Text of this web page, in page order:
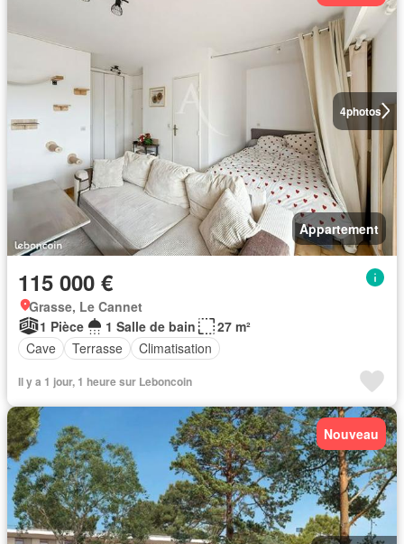
4photos
Appartement
115 000 €
Grasse, Le Cannet
1 Pièce
1 Salle de bain
27 m²
Cave
Terrasse Climatisation
Il y a 1 jour, 1 heure sur Leboncoin
Nouveau